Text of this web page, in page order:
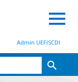
Admin UEFISCDI